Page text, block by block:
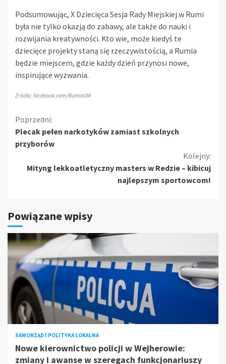
Podsumowując, X Dziecięca Sesja Rady Miejskiej w Rumi
była nie tylko okazją do zabawy, ale także do nauki i
rozwijania kreatywności. Kto wie, może kiedyś te
dziecięce projekty staną się rzeczywistością, a Rumia
będzie miejscem, gdzie każdy dzień przynosi nowe,
inspirujące wyzwania.
Źródło: facebook.com/RumiaUM
Kontynuuj
czytanie
Poprzedni:
Plecak pełen narkotyków zamiast szkolnych
przyborów
Kolejny:
Mityng lekkoatletyczny masters w Redzie – kibicuj
najlepszym sportowcom!
Powiązane wpisy
SAMORZĄD I POLITYKA LOKALNA
Nowe kierownictwo policji w Wejherowie:
zmiany i awanse w szeregach funkcjonariuszy